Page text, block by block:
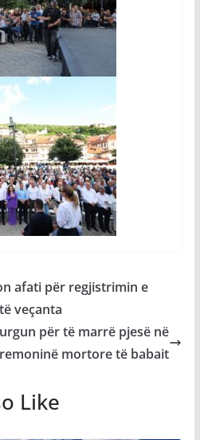
afati për regjistrimin e
veçanta
për të marrë pjesë në
mortore të babait
Like